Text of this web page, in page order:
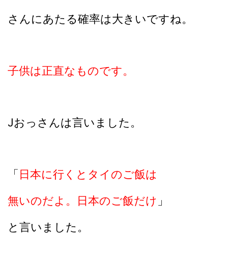
さんにあたる確率は大きいですね。
子供は正直なものです。
Jおっさんは言いました。
「 日本に行くとタイのご飯は
無いのだよ。日本のご飯だけ 」
と言いました。